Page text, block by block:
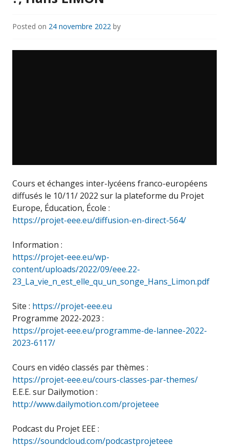
Posted on 24 novembre 2022 by
Cours et échanges inter-lycéens franco-européens
diffusés le 10/11/ 2022 sur la plateforme du Projet
Europe, Éducation, École :
https://projet-eee.eu/diffusion-en-direct-564/
Information :
https://projet-eee.eu/wp-
content/uploads/2022/09/eee.22-
23_La_vie_n_est_elle_qu_un_songe_Hans_Limon.pdf
Site : https://projet-eee.eu
Programme 2022-2023 :
https://projet-eee.eu/programme-de-lannee-2022-
2023-6117/
Cours en vidéo classés par thèmes :
https://projet-eee.eu/cours-classes-par-themes/
E.E.E. sur Dailymotion :
http://www.dailymotion.com/projeteee
Podcast du Projet EEE :
https://soundcloud.com/podcastprojeteee